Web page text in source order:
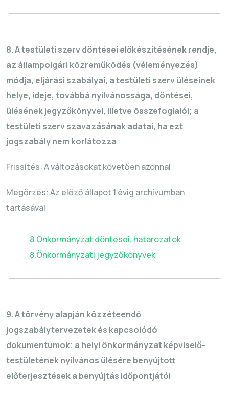
8. A testületi szerv döntései előkészítésének rendje,
az állampolgári közreműködés (véleményezés)
módja, eljárási szabályai, a testületi szerv üléseinek
helye, ideje, továbbá nyilvánossága, döntései,
ülésének jegyzőkönyvei, illetve összefoglalói; a
testületi szerv szavazásának adatai, ha ezt
jogszabály nem korlátozza
Frissítés: A változásokat követően azonnal
Megőrzés: Az előző állapot 1 évig archívumban
tartásával
8.Önkormányzat döntései, határozatok
8.Önkormányzati jegyzőkönyvek
9. A törvény alapján közzéteendő
jogszabálytervezetek és kapcsolódó
dokumentumok; a helyi önkormányzat képviselő-
testületének nyilvános ülésére benyújtott
előterjesztések a benyújtás időpontjától